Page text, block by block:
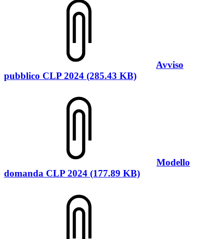
Avviso
pubblico CLP 2024 (285.43 KB)
Modello
domanda CLP 2024 (177.89 KB)